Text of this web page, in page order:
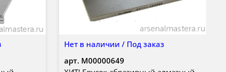
Нет в наличии / Под заказ
арт. М00000649